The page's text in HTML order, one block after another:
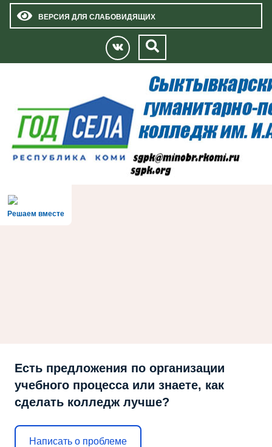
ВЕРСИЯ ДЛЯ СЛАБОВИДЯЩИХ
Решаем вместе
Есть предложения по организации
учебного процесса или знаете, как
сделать колледж лучше?
Написать о проблеме